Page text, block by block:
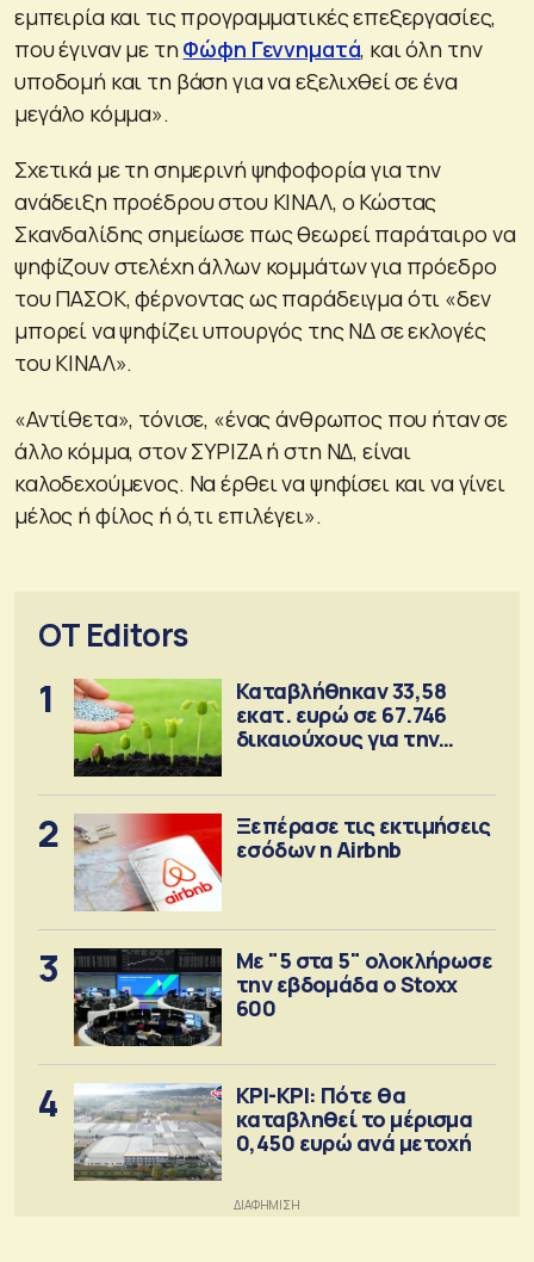
εμπειρία και τις προγραμματικές επεξεργασίες,
που έγιναν με τηΦώφη Γεννηματά, και όλη την
υποδομή και τη βάση για να εξελιχθεί σε ένα
μεγάλο κόμμα».
Σχετικά με τη σημερινή ψηφοφορία για την
ανάδειξη προέδρου στου ΚΙΝΑΛ, ο Κώστας
Σκανδαλίδης σημείωσε πως θεωρεί παράταιρο να
ψηφίζουν στελέχη άλλων κομμάτων για πρόεδρο
του ΠΑΣΟΚ, φέρνοντας ως παράδειγμα ότι «δεν
μπορεί να ψηφίζει υπουργός της ΝΔ σε εκλογές
του ΚΙΝΑΛ».
«Αντίθετα», τόνισε, «ένας άνθρωπος που ήταν σε
άλλο κόμμα, στον ΣΥΡΙΖΑ ή στη ΝΔ, είναι
καλοδεχούμενος. Να έρθει να ψηφίσει και να γίνει
μέλος ή φίλος ή ό,τι επιλέγει».
OT Editors
1
Καταβλήθηκαν 33,58
εκατ. ευρώ σε 67.746
δικαιούχους για την
2
Ξεπέρασε τις εκτιμήσεις
εσόδων η Airbnb
3
Με "5 στα 5" ολοκλήρωσε
την εβδομάδα ο Stoxx
600
4
ΚΡΙ-ΚΡΙ: Πότε θα
καταβληθεί το μέρισμα
0,450 ευρώ ανά μετοχή